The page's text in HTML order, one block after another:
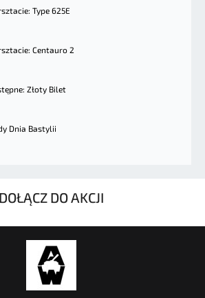
Type 625E
Centauro 2
Złoty Bilet
Dnia Bastylii
DOŁĄCZ DO AKCJI